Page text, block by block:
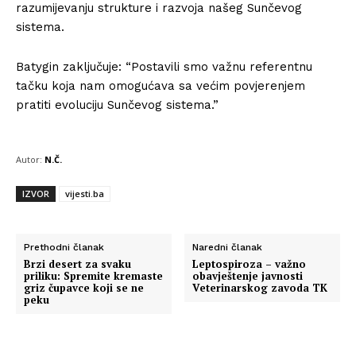
razumijevanju strukture i razvoja našeg Sunčevog
sistema.
Batygin zaključuje: “Postavili smo važnu referentnu
tačku koja nam omogućava sa većim povjerenjem
pratiti evoluciju Sunčevog sistema.”
Autor: N.Č.
IZVOR vijesti.ba
Prethodni članak
Brzi desert za svaku
priliku: Spremite kremaste
griz čupavce koji se ne
peku
Naredni članak
Leptospiroza – važno
obavještenje javnosti
Veterinarskog zavoda TK